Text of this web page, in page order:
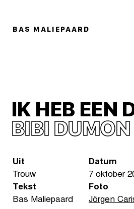
BAS MALIEPAARD
IK HEB EEN
BIBI
Uit
Trouw
Datum
7 oktober
Tekst
Bas Maliepaard
Foto
Jörgen